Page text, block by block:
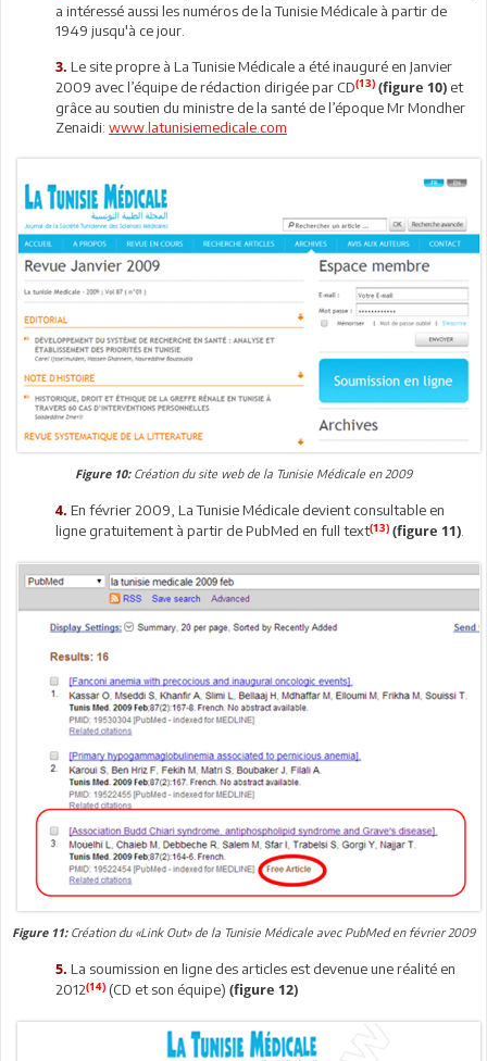
a intéressé aussi les numéros de la Tunisie Médicale à partir de
1949 jusqu'à ce jour.
3. Le site propre à La Tunisie Médicale a été inauguré en Janvier
2009 avec l’équipe de rédaction dirigée par CD(13) (figure 10) et
grâce au soutien du ministre de la santé de l’époque Mr Mondher
Zenaidi: www.latunisiemedicale.com
Figure 10:Création du site web de la Tunisie Médicale en 2009
4. En février 2009, La Tunisie Médicale devient consultable en
ligne gratuitement à partir de PubMed en full text(13) (figure 11).
Figure 11:Création du «Link Out» de la Tunisie Médicale avec PubMed en février 2009
5. La soumission en ligne des articles est devenue une réalité en
2012(14) (CD et son équipe) (figure 12)